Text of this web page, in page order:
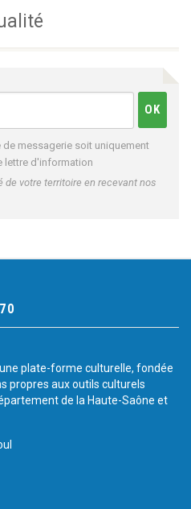
messagerie soit uniquement
lettre d'information
de votre territoire en recevant nos
plate-forme culturelle, fondée
propres aux outils culturels
de la Haute-Saône et